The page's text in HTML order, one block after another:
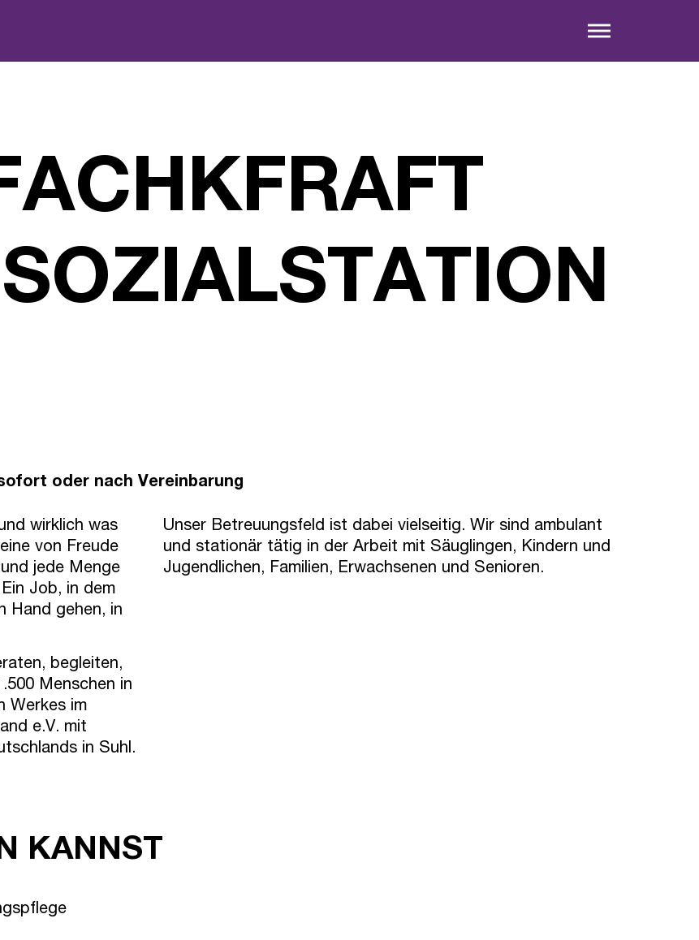
oder nach Vereinbarung
wirklich was
von Freude
jede Menge
Job, in dem
Hand gehen, in
begleiten,
Menschen in
Werkes im
e.V. mit
in Suhl.
Unser Betreuungsfeld ist dabei vielseitig. Wir sind ambulant
und stationär tätig in der Arbeit mit Säuglingen, Kindern und
Jugendlichen, Familien, Erwachsenen und Senioren.
KANNST